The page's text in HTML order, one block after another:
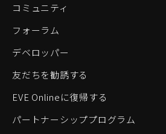
コミュニティ
フォーラム
デベロッパー
友だちを勧誘する
EVE Onlineに復帰する
パートナーシッププログラム